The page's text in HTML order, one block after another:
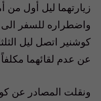
زيارتهما ليل أول
واضطراره للسفر
كوشنير اتصل ليل
عن عدم لقائهما
ونقلت المصادر عن